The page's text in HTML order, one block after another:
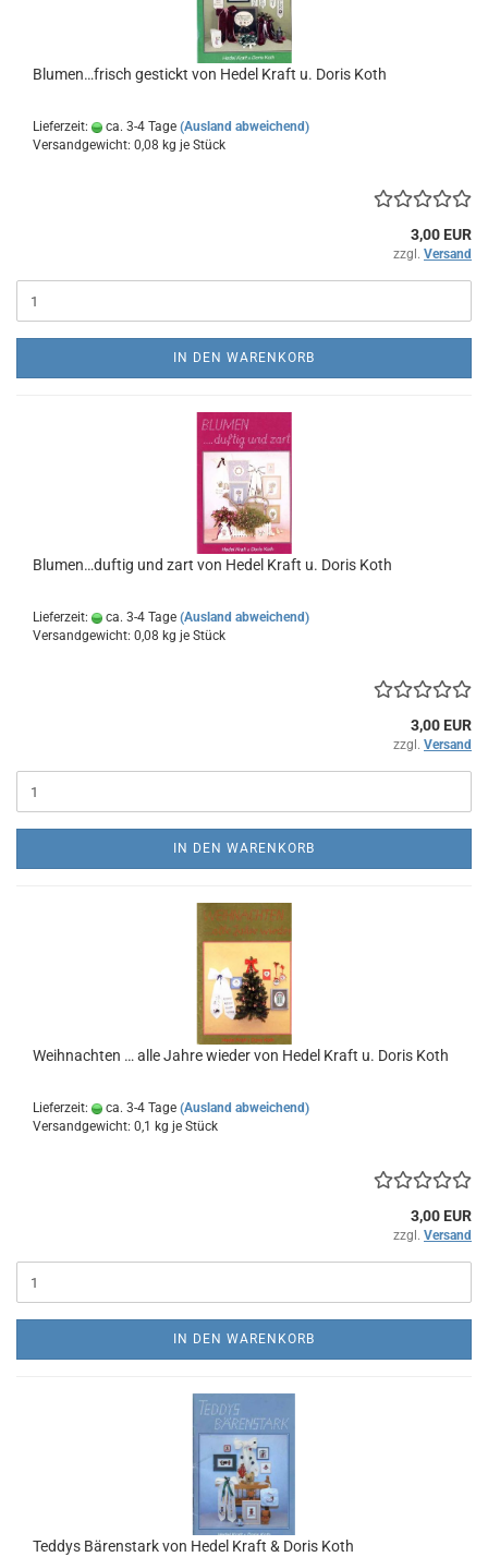
Blumen…frisch gestickt von Hedel Kraft u. Doris Koth
Lieferzeit: ca. 3-4 Tage (Ausland abweichend)
Versandgewicht: 0,08 kg je Stück
3,00 EUR
zzgl. Versand
IN DEN WARENKORB
Blumen…duftig und zart von Hedel Kraft u. Doris Koth
Lieferzeit: ca. 3-4 Tage (Ausland abweichend)
Versandgewicht: 0,08 kg je Stück
3,00 EUR
zzgl. Versand
IN DEN WARENKORB
Weihnachten … alle Jahre wieder von Hedel Kraft u. Doris Koth
Lieferzeit: ca. 3-4 Tage (Ausland abweichend)
Versandgewicht: 0,1 kg je Stück
3,00 EUR
zzgl. Versand
IN DEN WARENKORB
Teddys Bärenstark von Hedel Kraft & Doris Koth